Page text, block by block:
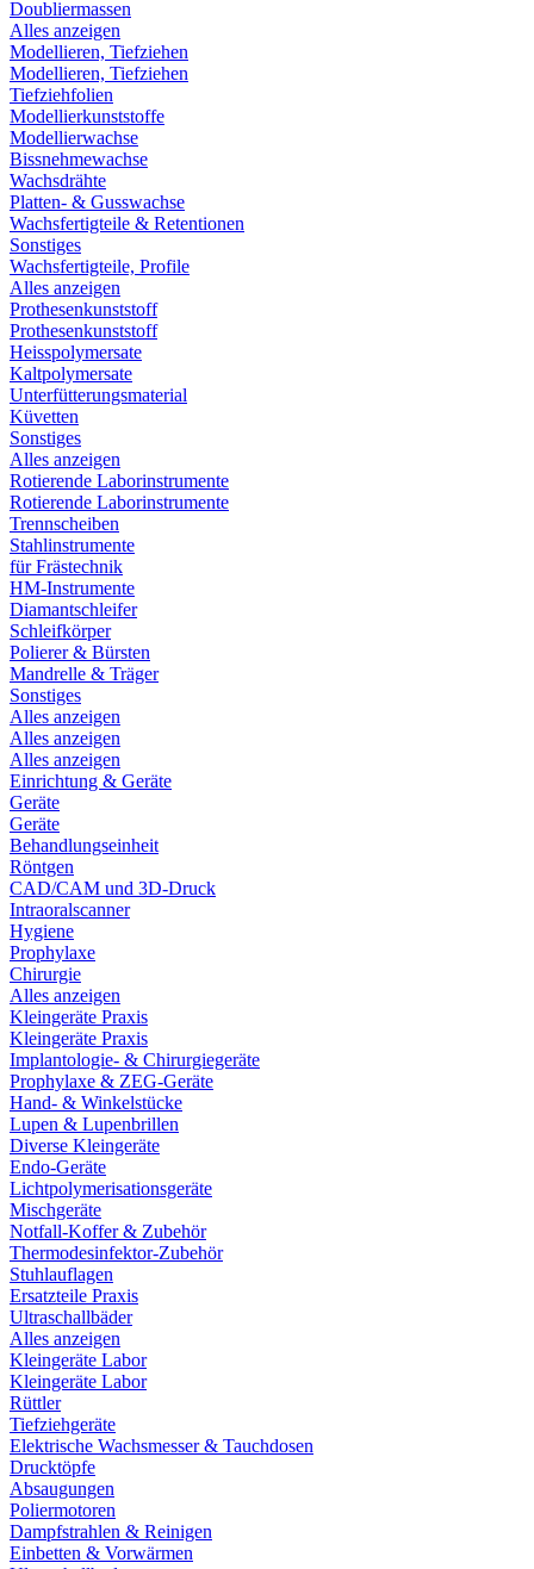
Doubliermassen
Alles anzeigen
Modellieren, Tiefziehen
Modellieren, Tiefziehen
Tiefziehfolien
Modellierkunststoffe
Modellierwachse
Bissnehmewachse
Wachsdrähte
Platten- & Gusswachse
Wachsfertigteile & Retentionen
Sonstiges
Wachsfertigteile, Profile
Alles anzeigen
Prothesenkunststoff
Prothesenkunststoff
Heisspolymersate
Kaltpolymersate
Unterfütterungsmaterial
Küvetten
Sonstiges
Alles anzeigen
Rotierende Laborinstrumente
Rotierende Laborinstrumente
Trennscheiben
Stahlinstrumente
für Frästechnik
HM-Instrumente
Diamantschleifer
Schleifkörper
Polierer & Bürsten
Mandrelle & Träger
Sonstiges
Alles anzeigen
Alles anzeigen
Alles anzeigen
Einrichtung & Geräte
Geräte
Geräte
Behandlungseinheit
Röntgen
CAD/CAM und 3D-Druck
Intraoralscanner
Hygiene
Prophylaxe
Chirurgie
Alles anzeigen
Kleingeräte Praxis
Kleingeräte Praxis
Implantologie- & Chirurgiegeräte
Prophylaxe & ZEG-Geräte
Hand- & Winkelstücke
Lupen & Lupenbrillen
Diverse Kleingeräte
Endo-Geräte
Lichtpolymerisationsgeräte
Mischgeräte
Notfall-Koffer & Zubehör
Thermodesinfektor-Zubehör
Stuhlauflagen
Ersatzteile Praxis
Ultraschallbäder
Alles anzeigen
Kleingeräte Labor
Kleingeräte Labor
Rüttler
Tiefziehgeräte
Elektrische Wachsmesser & Tauchdosen
Drucktöpfe
Absaugungen
Poliermotoren
Dampfstrahlen & Reinigen
Einbetten & Vorwärmen